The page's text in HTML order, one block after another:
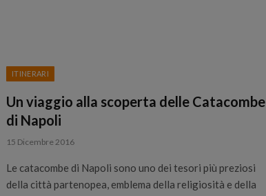
ITINERARI
Un viaggio alla scoperta delle Catacombe
di Napoli
15 Dicembre 2016
Le catacombe di Napoli sono uno dei tesori più preziosi
della città partenopea, emblema della religiosità e della